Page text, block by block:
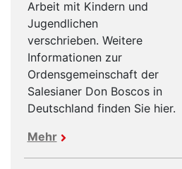
Arbeit mit Kindern und
Jugendlichen
verschrieben. Weitere
Informationen zur
Ordensgemeinschaft der
Salesianer Don Boscos in
Deutschland finden Sie hier.
Mehr